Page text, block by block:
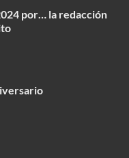
por… la redacción